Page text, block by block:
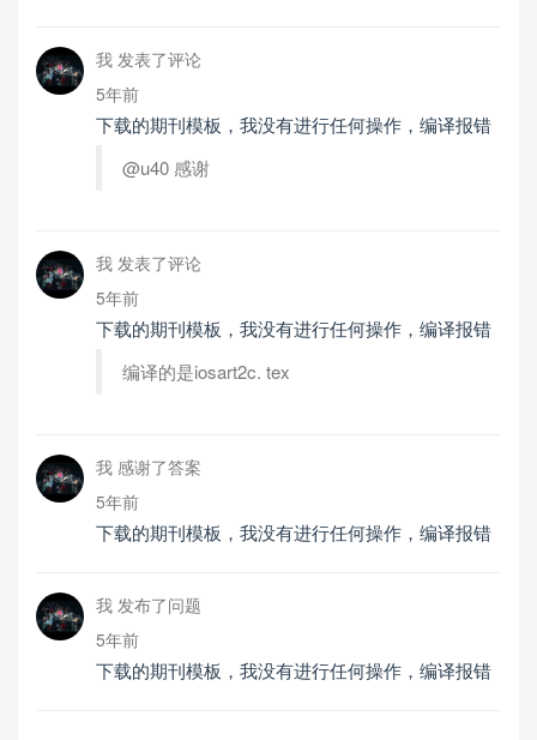
我 发表了评论
5年前
下载的期刊模板，我没有进行任何操作，编译报错
@u40 感谢
我 发表了评论
5年前
下载的期刊模板，我没有进行任何操作，编译报错
编译的是iosart2c. tex
我 感谢了答案
5年前
下载的期刊模板，我没有进行任何操作，编译报错
我 发布了问题
5年前
下载的期刊模板，我没有进行任何操作，编译报错